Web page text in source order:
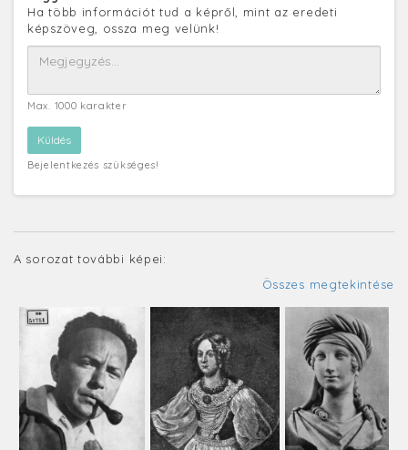
Ha több információt tud a képről, mint az eredeti
képszöveg, ossza meg velünk!
Max. 1000 karakter
Bejelentkezés szükséges!
A sorozat további képei:
Összes megtekintése